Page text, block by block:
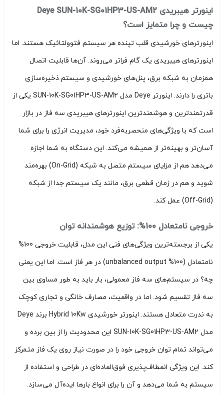
اینورتر هیبریدی Deye SUN-10K-SG01HP3-US-AM2
چیست و چرا متمایز است؟
اینورترهای خورشیدی قلب تپنده هر سیستم فتوولتائیک هستند. اما
اینورترهای هیبریدی یک گام فراتر می‌روند. آن‌ها قابلیت اتصال
همزمان به شبکه برق، پنل‌های خورشیدی و سیستم ذخیره‌سازی
باتری را دارند. اینورتر Deye مدل SUN-10K-SG01HP3-US-AM2 یکی از
قدرتمندترین و هوشمندترین اینورترهای هیبریدی سه فاز در بازار
است که با ویژگی‌های منحصربه‌فرد خود، مدیریت انرژی را برای شما
آسان‌تر و بهینه‌تر از همیشه می‌کند. این دستگاه به شما اجازه
می‌دهد هم از مزایای سیستم متصل به شبکه (On-Grid) بهره‌مند
شوید و هم در زمان قطعی برق، مانند یک سیستم جدا از شبکه
(Off-Grid) عمل کند.
خروجی نامتعادل 100%: توزیع هوشمندانه توان
یکی از برجسته‌ترین ویژگی‌های فنی این مدل، قابلیت خروجی 100%
نامتعادل (100% unbalanced output) در هر فاز است. اما این یعنی
چه؟ در سیستم‌های سه فاز معمولی، بار باید به طور مساوی بین
سه فاز تقسیم شود. اما در واقعیت، مصارف خانگی و تجاری کوچک
به ندرت متعادل هستند. اینورتر خورشیدی Hybrid 10Kw برند Deye
مدل SUN-10K-SG01HP3-US-AM2 این محدودیت را از بین برده و
می‌تواند تمام توان خروجی خود را در صورت نیاز روی یک فاز متمرکز
کند. این ویژگی انعطاف‌پذیری فوق‌العاده‌ای در طراحی و استفاده از
سیستم به شما می‌دهد و آن را برای انواع بارها ایده‌آل می‌سازد.